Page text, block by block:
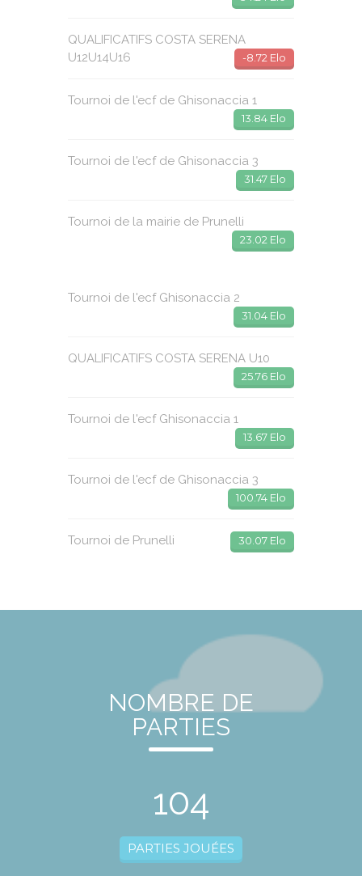
QUALIFICATIFS COSTA SERENA
U12U14U16
-8.72 Elo
Tournoi de l'ecf de Ghisonaccia 1
13.84 Elo
Tournoi de l'ecf de Ghisonaccia 3
31.47 Elo
Tournoi de la mairie de Prunelli
23.02 Elo
Tournoi de l'ecf Ghisonaccia 2
31.04 Elo
QUALIFICATIFS COSTA SERENA U10
25.76 Elo
Tournoi de l'ecf Ghisonaccia 1
13.67 Elo
Tournoi de l'ecf de Ghisonaccia 3
100.74 Elo
Tournoi de Prunelli 30.07 Elo
NOMBRE DE
PARTIES
104
PARTIES JOUÉES